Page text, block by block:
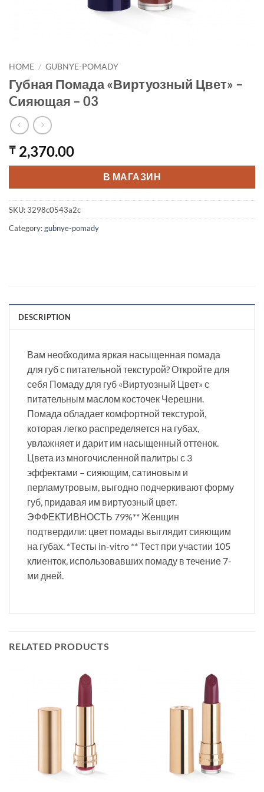
HOME / GUBNYE-POMADY
Губная Помада «Виртуозный Цвет» –
Cияющая – 03
₸ 2,370.00
В МАГАЗИН
SKU:3298c0543a2c
Category:gubnye-pomady
DESCRIPTION
Вам необходима яркая насыщенная помада
для губ с питательной текстурой? Откройте для
себя Помаду для губ «Виртуозный Цвет» с
питательным маслом косточек Черешни.
Помада обладает комфортной текстурой,
которая легко распределяется на губах,
увлажняет и дарит им насыщенный оттенок.
Цвета из многочисленной палитры с 3
эффектами – сияющим, сатиновым и
перламутровым, выгодно подчеркивают форму
губ, придавая им виртуозный цвет.
ЭФФЕКТИВНОСТЬ 79%** Женщин
подтвердили: цвет помады выглядит сияющим
на губах. *Тесты in-vitro ** Тест при участии 105
клиенток, использовавших помаду в течение 7-
ми дней.
RELATED PRODUCTS